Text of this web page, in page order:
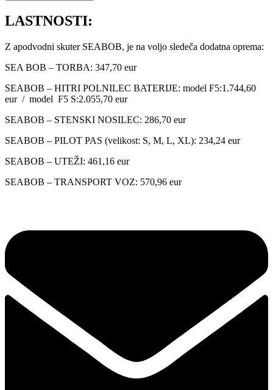
LASTNOSTI:
Z apodvodni skuter SEABOB, je na voljo sledeča dodatna oprema:
SEA BOB – TORBA: 347,70 eur
SEABOB – HITRI POLNILEC BATERIJE: model F5:1.744,60
eur / model F5 S:2.055,70 eur
SEABOB – STENSKI NOSILEC: 286,70 eur
SEABOB – PILOT PAS (velikost: S, M, L, XL): 234,24 eur
SEABOB – UTEŽI: 461,16 eur
SEABOB – TRANSPORT VOZ: 570,96 eur